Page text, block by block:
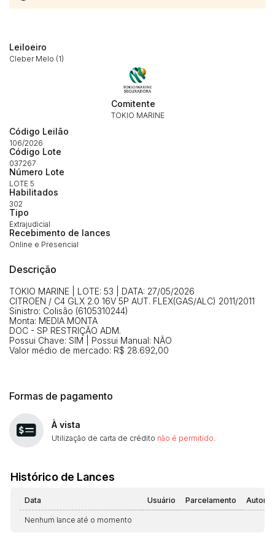
Leiloeiro
Cleber Melo (1)
Comitente
TOKIO MARINE
Código Leilão
106/2026
Código Lote
037267
Número Lote
LOTE 5
Habilitados
302
Tipo
Extrajudicial
Recebimento de lances
Online e Presencial
Descrição
TOKIO MARINE | LOTE: 53 | DATA: 27/05/2026
CITROEN / C4 GLX 2.0 16V 5P AUT. FLEX(GAS/ALC) 2011/2011
Sinistro: Colisão (6105310244)
Monta: MEDIA MONTA
DOC - SP RESTRIÇÃO ADM.
Possui Chave: SIM | Possui Manual: NÃO
Valor médio de mercado: R$ 28.692,00
Formas de pagamento
À vista
Utilização de carta de crédito não é permitido
Histórico de Lances
Data Usuário Parcelamento
Nenhum lance até o momento
(Art. 895, CPC)
Histórico de Propostas
Clique aqui para fazer login
Habilite-se para efetuar lances ou